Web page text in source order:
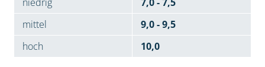
mittel
9,0 - 9,5
hoch
10,0